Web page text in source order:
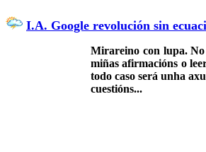
I.A. Google revolución sin
Mirareino con lupa. No
miñas afirmacións o
todo caso será unha
cuestións...